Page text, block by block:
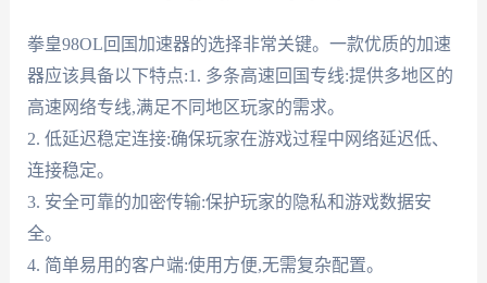
拳皇98OL回国加速器的选择非常关键。一款优质的加速
器应该具备以下特点:1. 多条高速回国专线:提供多地区的
高速网络专线,满足不同地区玩家的需求。
2. 低延迟稳定连接:确保玩家在游戏过程中网络延迟低、
连接稳定。
3. 安全可靠的加密传输:保护玩家的隐私和游戏数据安
全。
4. 简单易用的客户端:使用方便,无需复杂配置。